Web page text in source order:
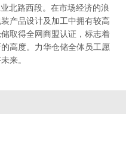
北路西段。在市场经济的浪
产品设计及加工中拥有较高
取得全网商盟认证，标志着
高度。力华仓储全体员工愿
来。